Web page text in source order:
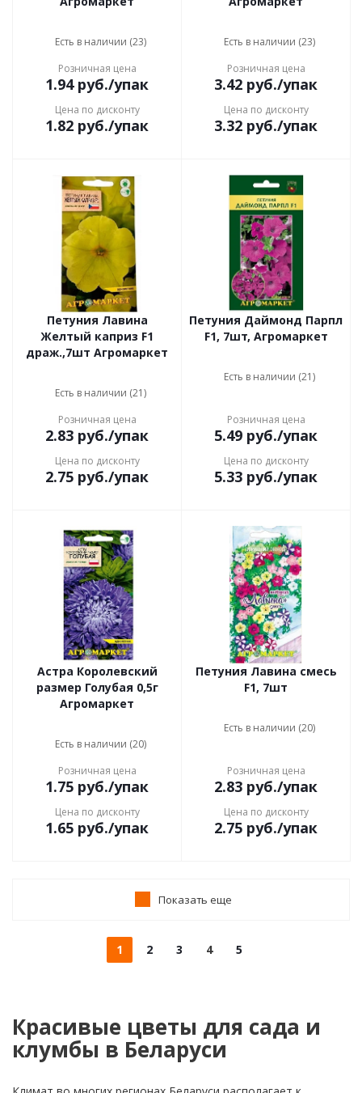
Есть в наличии (23)
Розничная цена
1.94руб./упак
Цена по дисконту
1.82 руб./упак
Есть в наличии (23)
Розничная цена
3.42 руб./упак
Цена по дисконту
3.32 руб./упак
Петуния Лавина
Желтый каприз F1
драж.,7шт Агромаркет
Есть в наличии (21)
Розничная цена
2.83 руб./упак
Цена по дисконту
2.75 руб./упак
Петуния Даймонд Парпл
F1, 7шт, Агромаркет
Есть в наличии (21)
Розничная цена
5.49 руб./упак
Цена по дисконту
5.33 руб./упак
Астра Королевский
размер Голубая 0,5г
Агромаркет
Есть в наличии (20)
Розничная цена
1.75 руб./упак
Цена по дисконту
1.65 руб./упак
Петуния Лавина смесь
F1, 7шт
Есть в наличии (20)
Розничная цена
2.83 руб./упак
Цена по дисконту
2.75 руб./упак
Показать еще
1 2 3 4 5
Красивые цветы для сада и
клумбы в Беларуси